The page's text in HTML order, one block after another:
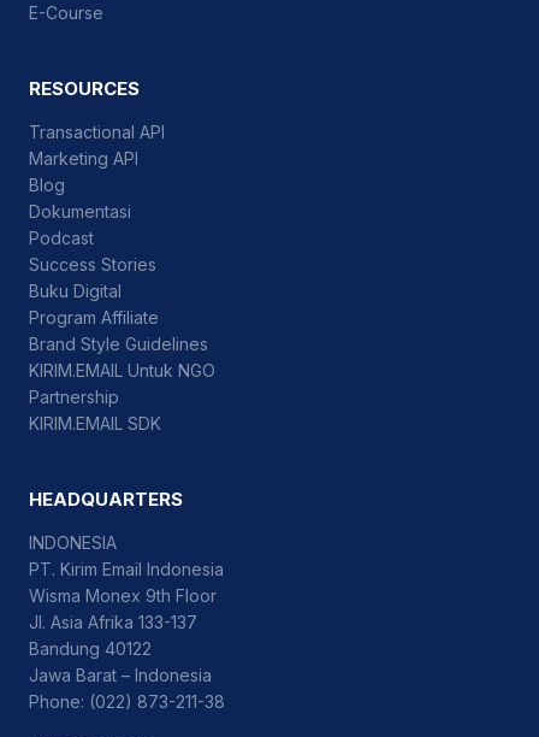
E-Course
RESOURCES
Transactional API
Marketing API
Blog
Dokumentasi
Podcast
Success Stories
Buku Digital
Program Affiliate
Brand Style Guidelines
KIRIM.EMAIL Untuk NGO
Partnership
KIRIM.EMAIL SDK
HEADQUARTERS
INDONESIA
PT. Kirim Email Indonesia
Wisma Monex 9th Floor
Jl. Asia Afrika 133-137
Bandung 40122
Jawa Barat – Indonesia
Phone: (022) 873-211-38